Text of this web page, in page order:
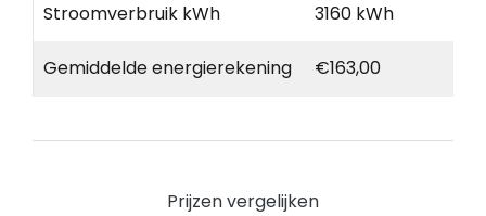
Stroomverbruik kWh 3160 kWh
Gemiddelde energierekening €163,00
Prijzen vergelijken